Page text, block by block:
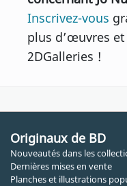
Inscrivez-vous
plus d’œuvres
2DGalleries !
Originaux de BD
Nouveautés dans les
Dernières mises en vente
Planches et illustrations